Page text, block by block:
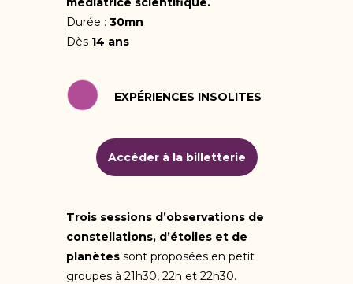
Durée : 30mn
Dès 14 ans
EXPÉRIENCES INSOLITES
Accéder à la billetterie
Trois sessions d’observations de
constellations, d’étoiles et de
planètes sont proposées en petit
groupes à 21h30, 22h et 22h30.